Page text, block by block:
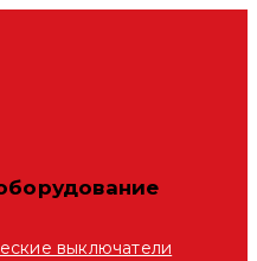
выключатели